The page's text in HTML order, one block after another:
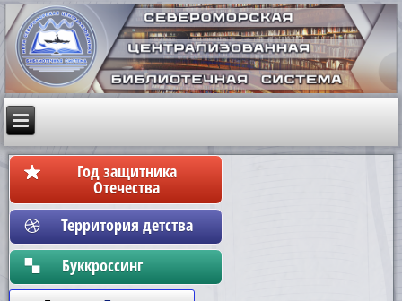
Год защитника
Отечества
Территория детства
Бyккpoccинг